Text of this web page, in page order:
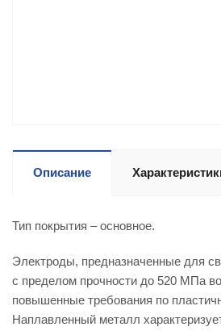
Описание
Тип покрытия – основное.
Электроды, предназначенные для
с пределом прочности до 520 МПа
повышенные требования по
Наплавленный металл